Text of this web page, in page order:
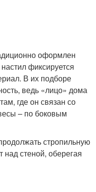
оформлен
фиксируется
В их подборе
ведь «лицо» дома
где он связан со
– по боковым
стропильную
стеной, оберегая